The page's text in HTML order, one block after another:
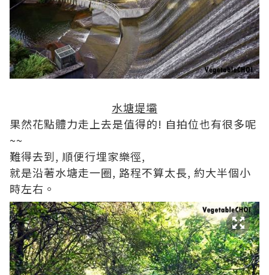
水塘堤壩
果然花點體力走上去是值得的! 自拍位也有很多呢
~~
難得去到, 順便行埋家樂徑,
就是沿著水塘走一圈, 路程不算太長, 約大半個小
時左右。